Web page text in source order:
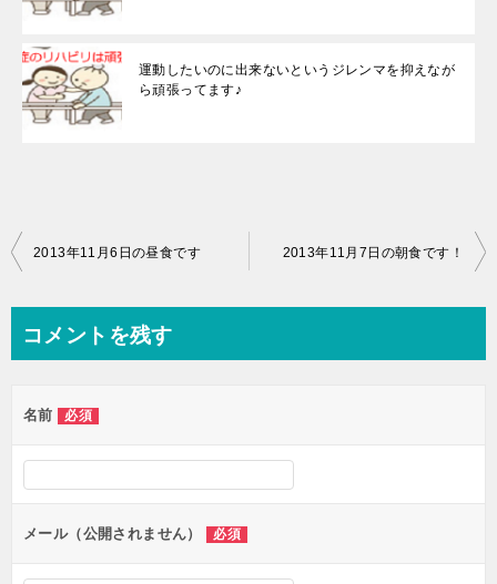
運動したいのに出来ないというジレンマを抑えなが
ら頑張ってます♪
投
ビ
ー
シ
ョ
ン
2013年11月6日の昼食です 2013年11月7日の朝食です！
コメントを残す
名前 必須
メール（公開されません） 必須